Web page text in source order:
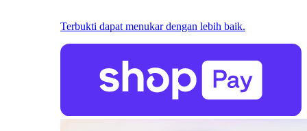
Terbukti dapat menukar dengan lebih baik.